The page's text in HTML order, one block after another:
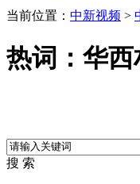
当前位置： 中新视频 >
热词：华
搜 索